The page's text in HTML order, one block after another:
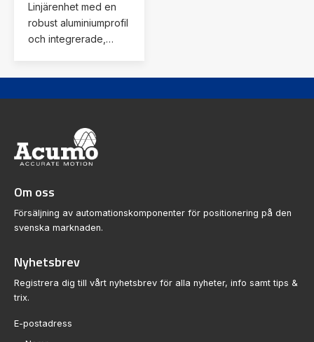
Linjärenhet med en
robust aluminiumprofil
och integrerade,
Om oss
Försäljning av automationskomponenter för positionering på den
svenska marknaden.
Nyhetsbrev
Registrera dig till vårt nyhetsbrev för alla nyheter, info samt tips &
trix.
Sektion